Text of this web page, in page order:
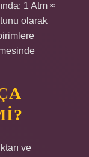
1 Atm ≈
olarak
ve